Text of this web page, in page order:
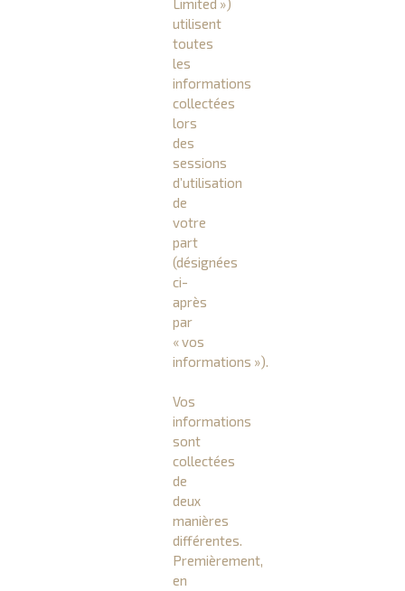
Limited »)
utilisent
toutes
les
informations
collectées
lors
des
sessions
d’utilisation
de
votre
part
(désignées
ci-
après
par
« vos
informations »).
Vos
informations
sont
collectées
de
deux
manières
différentes.
Premièrement,
en